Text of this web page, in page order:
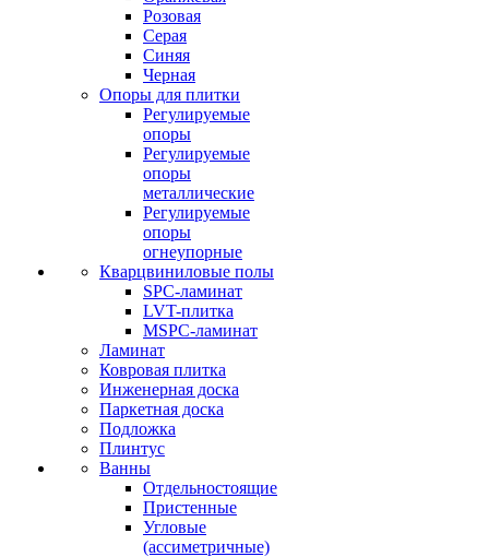
Розовая
Серая
Синяя
Черная
Опоры для плитки
Регулируемые
опоры
Регулируемые
опоры
металлические
Регулируемые
опоры
огнеупорные
Кварцвиниловые полы
SPC-ламинат
LVT-плитка
MSPC-ламинат
Ламинат
Ковровая плитка
Инженерная доска
Паркетная доска
Подложка
Плинтус
Ванны
Отдельностоящие
Пристенные
Угловые
(ассиметричные)